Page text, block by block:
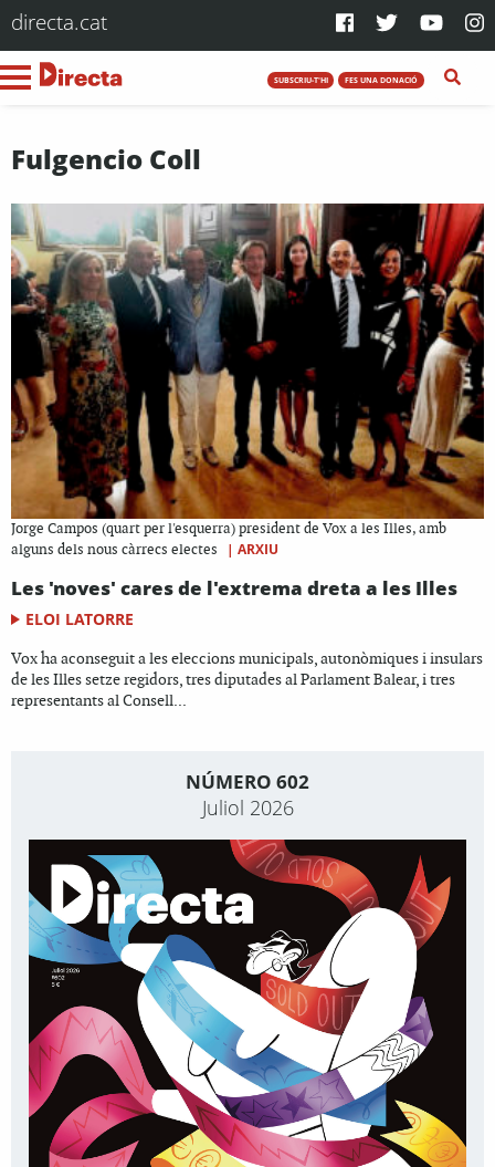
directa.cat
SUBSCRIU-T'HI FES UNA DONACIÓ
Fulgencio Coll
Jorge Campos (quart per l'esquerra) president de Vox a les Illes, amb
alguns dels nous càrrecs electes
| ARXIU
Les 'noves' cares de l'extrema dreta a les Illes
ELOI LATORRE
Vox ha aconseguit a les eleccions municipals, autonòmiques i insulars
de les Illes setze regidors, tres diputades al Parlament Balear, i tres
representants al Consell...
NÚMERO 602
Juliol 2026